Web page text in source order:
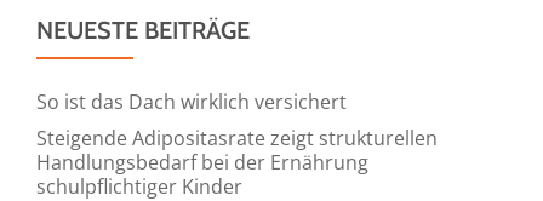
NEUESTE BEITRÄGE
So ist das Dach wirklich versichert
Steigende Adipositasrate zeigt strukturellen
Handlungsbedarf bei der Ernährung
schulpflichtiger Kinder